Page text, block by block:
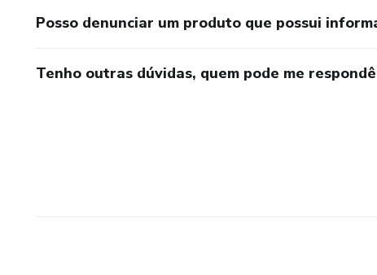
Posso denunciar um produto que possui
Tenho outras dúvidas, quem pode me